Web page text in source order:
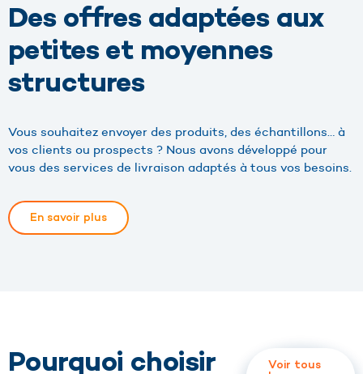
Des offres adaptées aux
petites et moyennes
structures
Vous souhaitez envoyer des produits, des échantillons… à
vos clients ou prospects ? Nous avons développé pour
vous des services de livraison adaptés à tous vos besoins.
En savoir plus
Pourquoi choisir
Voir tous